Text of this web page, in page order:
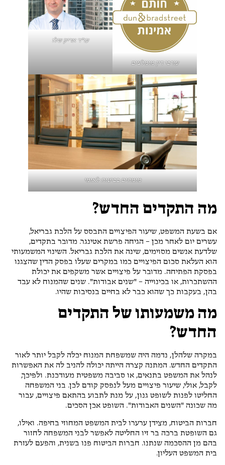
עורכי דין מומלצים
עו"ד אריק שלו
מומחים בביטוח לאומי
מה התקדים החדש?
אם בשעת המשפט, שיעור הפיצויים התבסס על הלכת גבריאל,
עשרים יום לאחר מכן – הגיחה פרשת אטינגר. מדובר בתקדים,
שלדעת אנשים מסוימים, שינה את הלכת גבריאל. השינוי המשמעותי
הוא העלאת סכום הפיצויים כמו במקרים שעלו בפסק הדין שהצגנו
בפסקת הפתיחה. מדובר על פיצויים אשר משקפים את יכולת
ההשתכרות, או בכינוייה – "שנים אבודות". שנים שהמנוח לא עבד
בהן, בעקבות כך שהוא כבר לא בחיים בנסיבות שהיו.
מה משמעותו של התקדים
החדש?
במקרה שלהלן, נדמה היה שמשפחת המנוח יכלה לקבל יותר לאור
התקדים החדש. המתנה קצרה הייתה יכולה להניב לה את האפשרות
לנהל את המשפט בתנאים, או סביבה משפטית מעודכנת. ולפיכך,
לקבל, אולי, שיעור פיצויים מעל לנפסק קודם לכן. בני המשפחה
החליטו לפנות לשופט גנון, על מנת לתבוע בהתאם פיצויים, עבור
מה שכונה "השנים האבודות". השופט אכן הסכים.
חברות הביטוח, מצידן ערערו לבית המשפט המחוזי בחיפה. ואילו,
גם השופטת ברכה בר זיו החליטה לאפשר לבני המשפחה לחזור
בהם מן ההסכמה שנתנו. חברות הביטוח פנו בשנית, והפעם לעזרת
בית המשפט העליון.